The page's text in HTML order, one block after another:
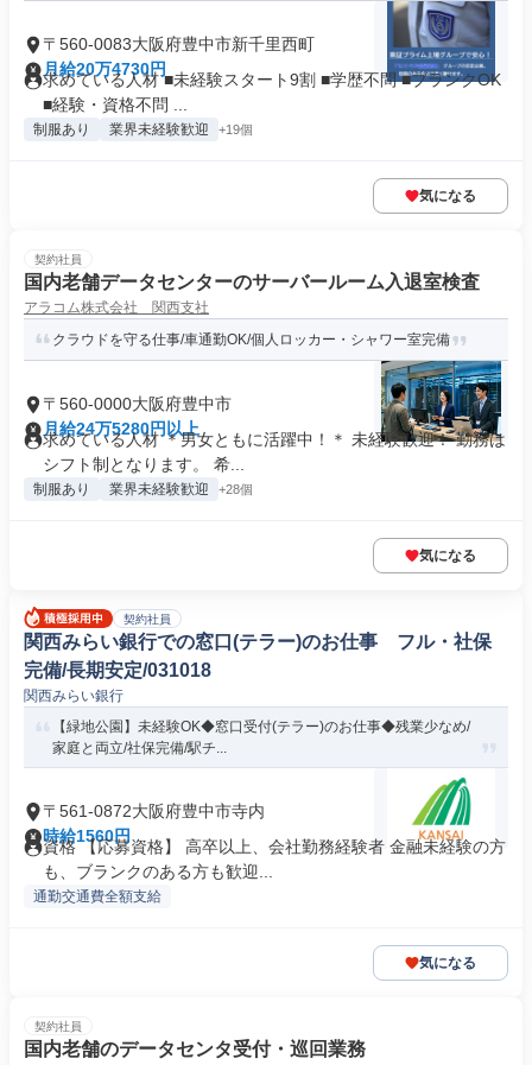
〒560-0083大阪府豊中市新千里西町
月給20万4730円
求めている人材 ■未経験スタート9割 ■学歴不問 ■ブランクOK
■経験・資格不問 ...
制服あり 業界未経験歓迎 +19個
気になる
契約社員
国内老舗データセンターのサーバールーム入退室検査
アラコム株式会社 関西支社
クラウドを守る仕事/車通勤OK/個人ロッカー・シャワー室完備
〒560-0000大阪府豊中市
月給24万5280円以上
求めている人材 ＊男女ともに活躍中！＊ 未経験歓迎！ 勤務は
シフト制となります。 希...
制服あり 業界未経験歓迎 +28個
気になる
契約社員
関西みらい銀行での窓口(テラー)のお仕事 フル・社保
完備/長期安定/031018
関西みらい銀行
【緑地公園】未経験OK◆窓口受付(テラー)のお仕事◆残業少なめ/
家庭と両立/社保完備/駅チ...
〒561-0872大阪府豊中市寺内
時給1560円
資格 【応募資格】 高卒以上、会社勤務経験者 金融未経験の方
も、ブランクのある方も歓迎...
通勤交通費全額支給
気になる
契約社員
国内老舗のデータセンタ受付・巡回業務